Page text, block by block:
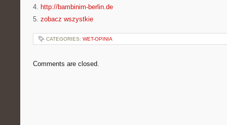
4. http://bambinim-berlin.de
5. zobacz wszystkie
CATEGORIES: WET-OPINIA
Comments are closed.